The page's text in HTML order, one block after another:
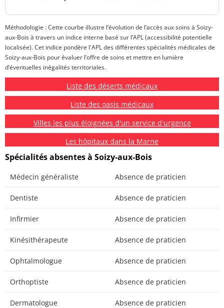
Méthodologie : Cette courbe illustre l’évolution de l’accès aux soins à Soizy-
aux-Bois à travers un indice interne basé sur l’APL (accessibilité potentielle
localisée). Cet indice pondère l'APL des différentes spécialités médicales de
Soizy-aux-Bois pour évaluer l’offre de soins et mettre en lumière
d’éventuelles inégalités territoriales.
Liste des déserts médicaux
Liste des oasis médicaux
Villes les plus éloignées d'un service d'urgence
Les hôpitaux dans la Marne
Spécialités absentes à Soizy-aux-Bois
Médecin généraliste Absence de praticien
Dentiste Absence de praticien
Infirmier Absence de praticien
Kinésithérapeute Absence de praticien
Ophtalmologue Absence de praticien
Orthoptiste Absence de praticien
Dermatologue Absence de praticien